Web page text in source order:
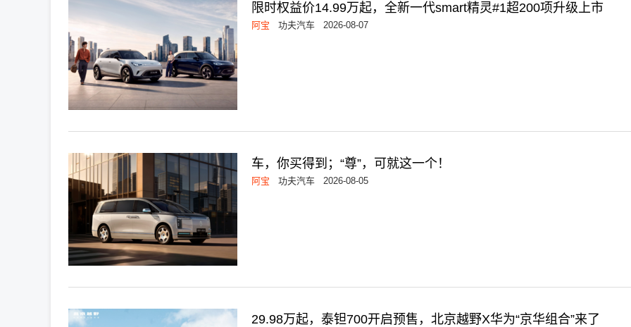
限时权益价14.99万起，全新一代smart精灵#1超200项升级上市
阿宝 功夫汽车 2026-08-07
车，你买得到；“尊”，可就这一个！
阿宝 功夫汽车 2026-08-05
29.98万起，泰钽700开启预售，北京越野X华为“京华组合”来了